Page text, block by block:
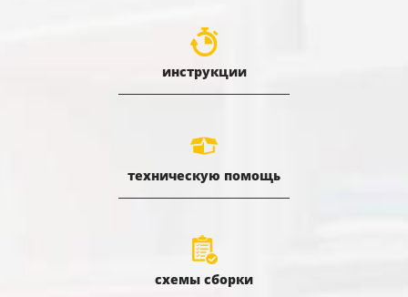
инструкции
техническую помощь
схемы сборки